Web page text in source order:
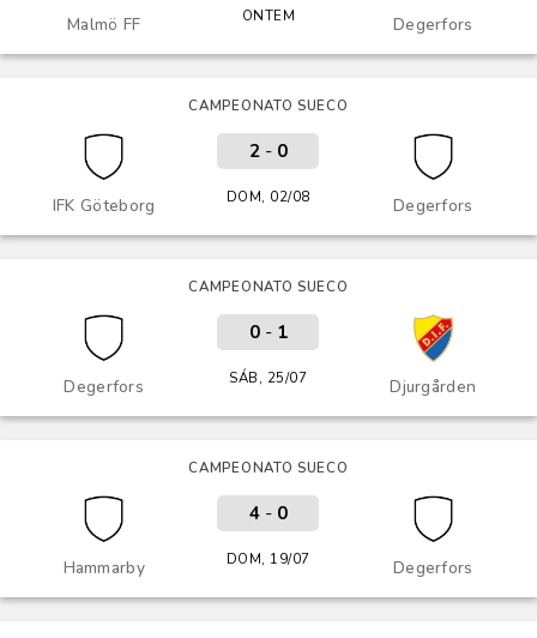
Malmö FF Degerfors
ONTEM
CAMPEONATO SUECO
IFK Göteborg Degerfors
2- 0
DOM, 02/08
CAMPEONATO SUECO
Degerfors Djurgården
0- 1
SÁB, 25/07
CAMPEONATO SUECO
Hammarby Degerfors
4- 0
DOM, 19/07